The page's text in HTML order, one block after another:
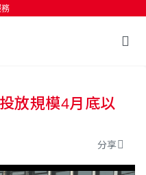
放規模4月底以
分享